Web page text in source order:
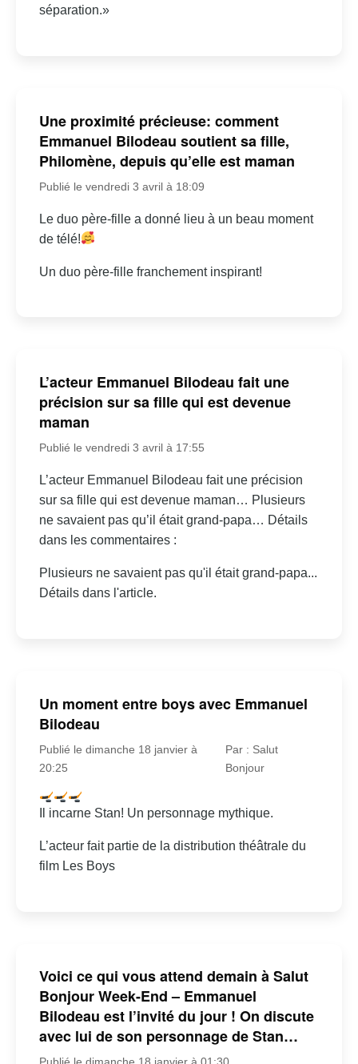
séparation.»
Une proximité précieuse: comment
Emmanuel Bilodeau soutient sa fille,
Philomène, depuis qu’elle est maman
Publié le vendredi 3 avril à 18:09
Le duo père-fille a donné lieu à un beau moment
de télé!
Un duo père-fille franchement inspirant!
L’acteur Emmanuel Bilodeau fait une
précision sur sa fille qui est devenue
maman
Publié le vendredi 3 avril à 17:55
L’acteur Emmanuel Bilodeau fait une précision
sur sa fille qui est devenue maman… Plusieurs
ne savaient pas qu’il était grand-papa… Détails
dans les commentaires :
Plusieurs ne savaient pas qu'il était grand-papa...
Détails dans l'article.
Un moment entre boys avec Emmanuel
Bilodeau
Publié le dimanche 18 janvier à
20:25
Par : Salut
Bonjour
Il incarne Stan! Un personnage mythique.
L’acteur fait partie de la distribution théâtrale du
film Les Boys
Voici ce qui vous attend demain à Salut
Bonjour Week-End – Emmanuel
Bilodeau est l’invité du jour ! On discute
avec lui de son personnage de Stan…